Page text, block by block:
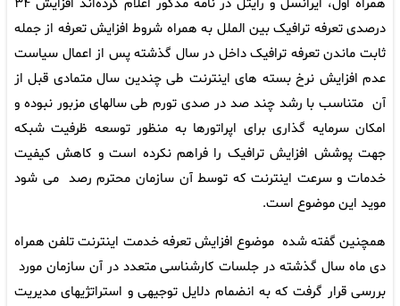
همراه اول، ایرانسل و رایتل در نامه مذکور اعلام کرده‌اند افزایش ۳۴
درصدی تعرفه ترافیک بین الملل به همراه شروط افزایش تعرفه از جمله
ثابت ماندن تعرفه ترافیک داخل در سال گذشته پس از اعمال سیاست
عدم افزایش نرخ بسته های اینترنت طی چندین سال متمادی قبل از
آن متناسب با رشد چند صد در صدی تورم طی سالهای مزبور نبوده و
امکان سرمایه گذاری برای اپراتورها به منظور توسعه ظرفیت شبکه
جهت پوشش افزایش ترافیک را فراهم نکرده است و کاهش کیفیت
خدمات و سرعت اینترنت که توسط آن سازمان محترم رصد می شود
موید این موضوع است.
همچنین گفته شده موضوع افزایش تعرفه خدمت اینترنت تلفن همراه
دی ماه سال گذشته در جلسات کارشناسی متعدد در آن سازمان مورد
بررسی قرار گرفت که به انضمام دلایل توجیهی و استراتژیهای مدیریت